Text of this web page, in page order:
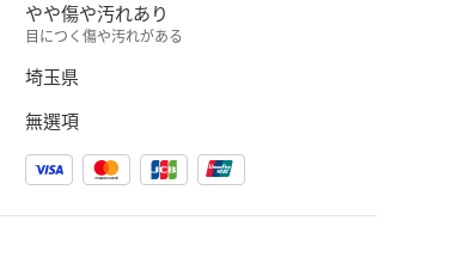
やや傷や汚れあり
目につく傷や汚れがある
埼玉県
無選項